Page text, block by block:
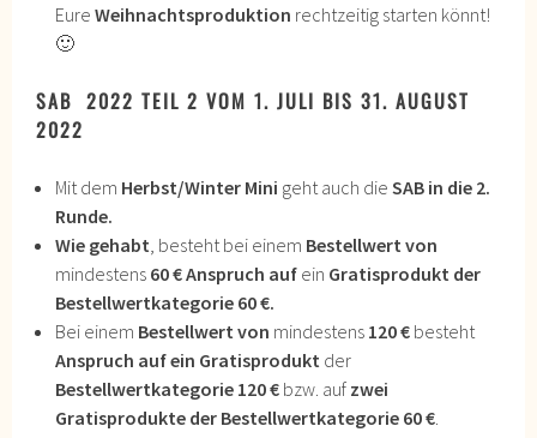
EureWeihnachtsproduktion rechtzeitig starten könnt!
🙂
SAB 2022 TEIL 2 VOM 1. JULI BIS 31. AUGUST
2022
Mit dem Herbst/Winter Mini geht auch dieSAB in die 2.
Runde.
Wie gehabt, besteht bei einem Bestellwert von
mindestens 60 €Anspruch auf ein Gratisprodukt der
Bestellwertkategorie 60 €.
Bei einem Bestellwert von mindestens 120 € besteht
Anspruch auf ein Gratisprodukt der
Bestellwertkategorie 120 € bzw. auf zwei
Gratisprodukte der Bestellwertkategorie 60 €.